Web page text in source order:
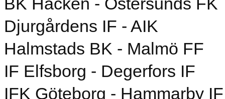
Djurgårdens IF - AIK
Halmstads BK - Malmö FF
IF Elfsborg - Degerfors IF
IFK Göteborg - Hammarby IF